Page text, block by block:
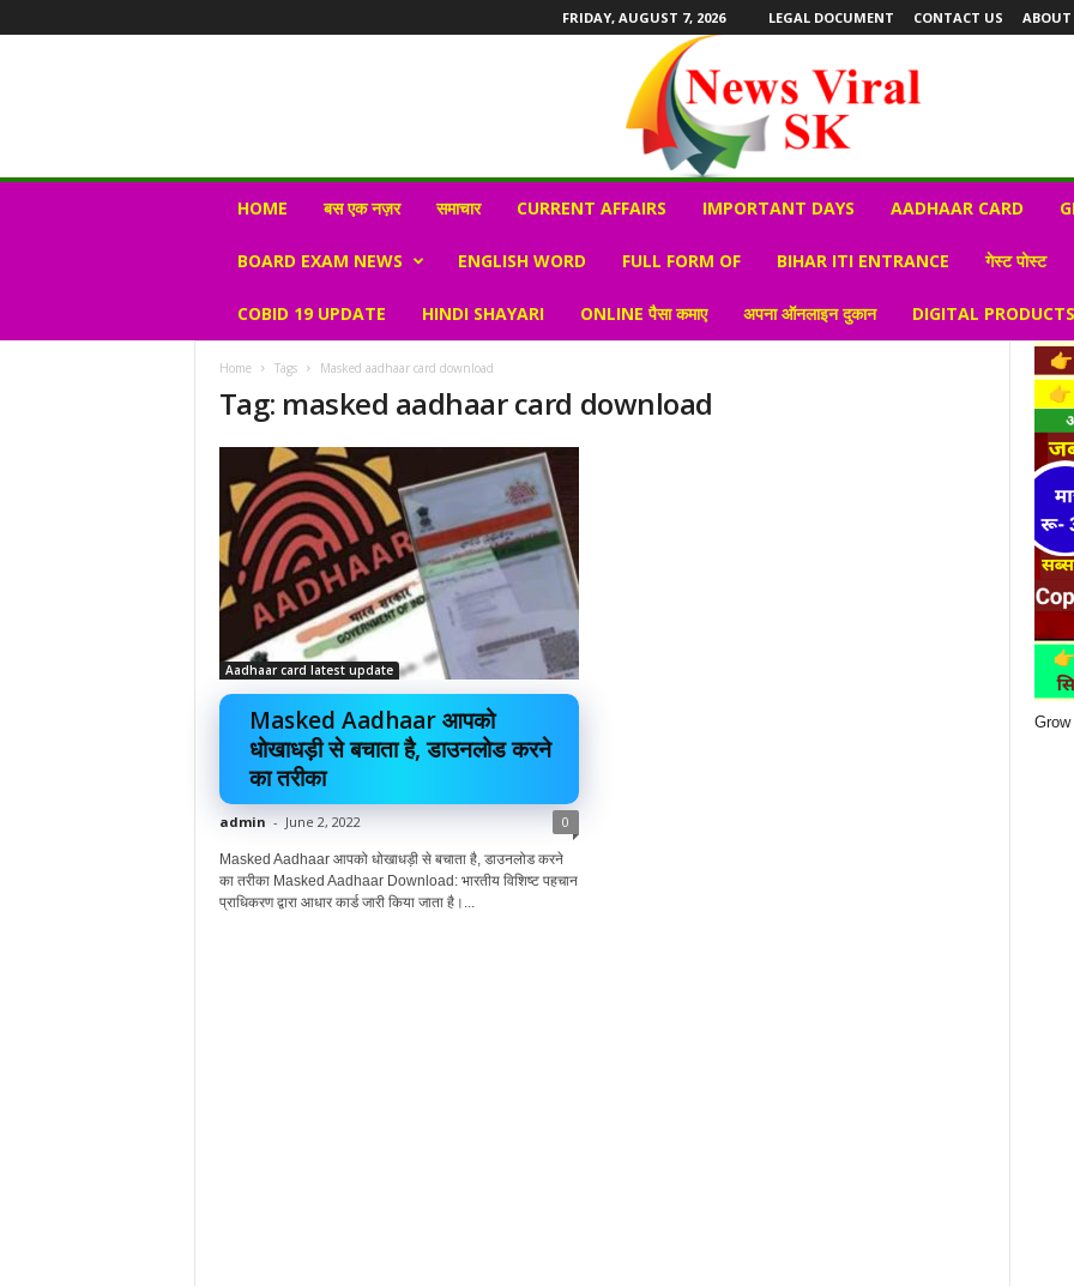
FRIDAY, AUGUST 7, 2026 LEGAL DOCUMENT CONTACT US ABOUT
r
HOME बस एक नज़र समाचार CURRENT AFFAIRS IMPORTANT DAYS AADHAAR CARD
BOARD EXAM NEWS ENGLISH WORD FULL FORM OF BIHAR ITI ENTRANCE गेस्ट पोस्ट
COBID 19 UPDATE HINDI SHAYARI ONLINE पैसा कमाए अपना ऑनलाइन दुकान DIGITAL
Home Tags Masked aadhaar card download
Tag: masked aadhaar card download
Aadhaar card latest update
Masked Aadhaar आपको
धोखाधड़ी से बचाता है, डाउनलोड करने
का तरीका
admin - June 2, 2022 0
Masked Aadhaar आपको धोखाधड़ी से बचाता है, डाउनलोड करने
का तरीका Masked Aadhaar Download: भारतीय विशिष्ट पहचान
प्राधिकरण द्वारा आधार कार्ड जारी किया जाता है।...